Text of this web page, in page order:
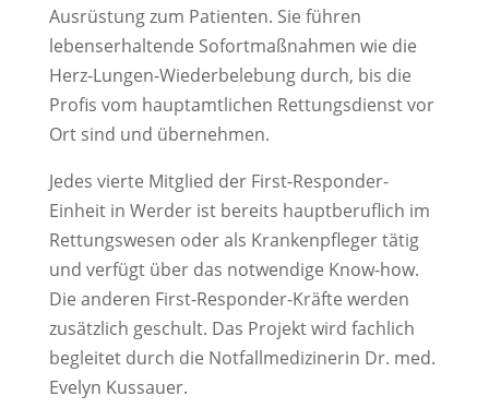
Ausrüstung zum Patienten. Sie führen
lebenserhaltende Sofortmaßnahmen wie die
Herz-Lungen-Wiederbelebung durch, bis die
Profis vom hauptamtlichen Rettungsdienst vor
Ort sind und übernehmen.
Jedes vierte Mitglied der First-Responder-
Einheit in Werder ist bereits hauptberuflich im
Rettungswesen oder als Krankenpfleger tätig
und verfügt über das notwendige Know-how.
Die anderen First-Responder-Kräfte werden
zusätzlich geschult. Das Projekt wird fachlich
begleitet durch die Notfallmedizinerin Dr. med.
Evelyn Kussauer.